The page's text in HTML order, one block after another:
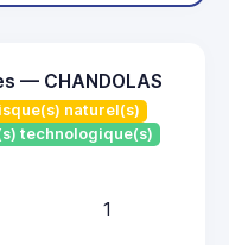
— CHANDOLAS
naturel(s)
technologique(s)
1